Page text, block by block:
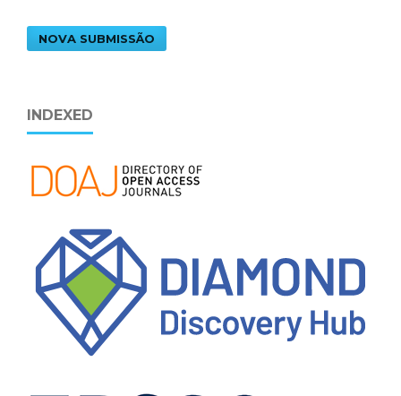
NOVA SUBMISSÃO
INDEXED